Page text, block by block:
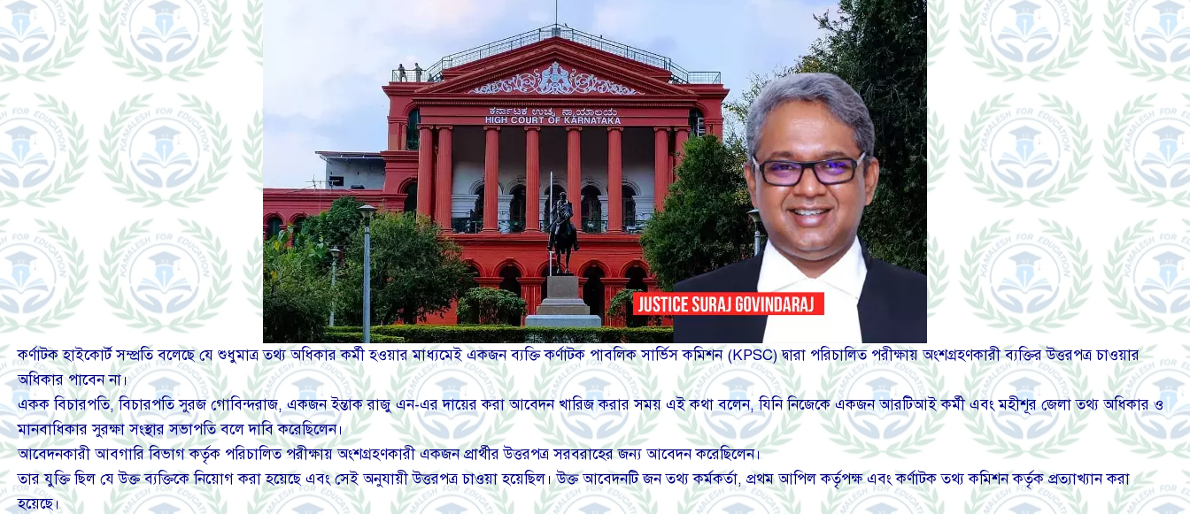
কর্ণাটক হাইকোর্ট সম্প্রতি বলেছে যে শুধুমাত্র তথ্য অধিকার কর্মী হওয়ার মাধ্যমেই একজন ব্যক্তি কর্ণাটক পাবলিক সার্ভিস কমিশন (KPSC) দ্বারা পরিচালিত পরীক্ষায় অংশগ্রহণকারী ব্যক্তির উত্তরপত্র চাওয়ার
অধিকার পাবেন না।
একক বিচারপতি, বিচারপতি সুরজ গোবিন্দরাজ, একজন ইন্তাক রাজু এন-এর দায়ের করা আবেদন খারিজ করার সময় এই কথা বলেন, যিনি নিজেকে একজন আরটিআই কর্মী এবং মহীশূর জেলা তথ্য অধিকার ও
মানবাধিকার সুরক্ষা সংস্থার সভাপতি বলে দাবি করেছিলেন।
আবেদনকারী আবগারি বিভাগ কর্তৃক পরিচালিত পরীক্ষায় অংশগ্রহণকারী একজন প্রার্থীর উত্তরপত্র সরবরাহের জন্য আবেদন করেছিলেন।
তার যুক্তি ছিল যে উক্ত ব্যক্তিকে নিয়োগ করা হয়েছে এবং সেই অনুযায়ী উত্তরপত্র চাওয়া হয়েছিল। উক্ত আবেদনটি জন তথ্য কর্মকর্তা, প্রথম আপিল কর্তৃপক্ষ এবং কর্ণাটক তথ্য কমিশন কর্তৃক প্রত্যাখ্যান করা
হয়েছে।